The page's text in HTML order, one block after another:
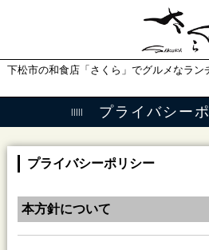
下松市の和食店「さくら」でグルメなラン
プライバシー
プライバシーポリシー
本方針について